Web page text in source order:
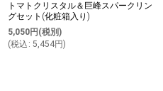
トマトクリスタル＆巨峰スパークリン
グセット(化粧箱入り)
5,050円 (税別)
(税込 : 5,454円)